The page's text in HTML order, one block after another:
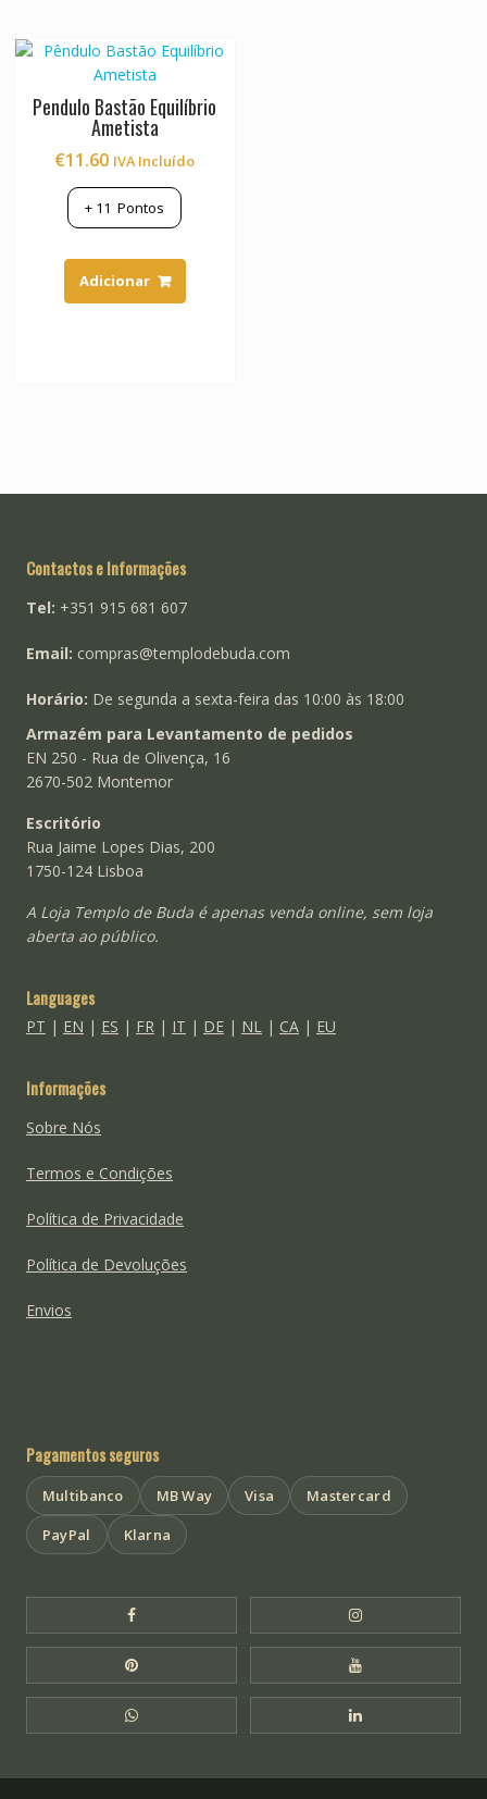
Pendulo Bastão Equilíbrio
Ametista
€11.60 IVA Incluído
+ 11 Pontos
Adicionar
Contactos e Informações
Tel: +351 915 681 607
Email: compras@templodebuda.com
Horário: De segunda a sexta-feira das 10:00 às 18:00
Armazém para Levantamento de pedidos
EN 250 - Rua de Olivença, 16
2670-502 Montemor
Escritório
Rua Jaime Lopes Dias, 200
1750-124 Lisboa
A Loja Templo de Buda é apenas venda online, sem loja
aberta ao público.
Languages
PT | EN | ES | FR| IT | DE| NL| CA| EU
Informações
Sobre Nós
Termos e Condições
Política de Privacidade
Política de Devoluções
Envios
Pagamentos seguros
Multibanco MB Way Visa
Mastercard
PayPal
Klarna
Facebook Templo de Buda Instagram
Pinterest Templo de Buda YouTube Templo
WhatsApp Templo de Buda LinkedIn Templo